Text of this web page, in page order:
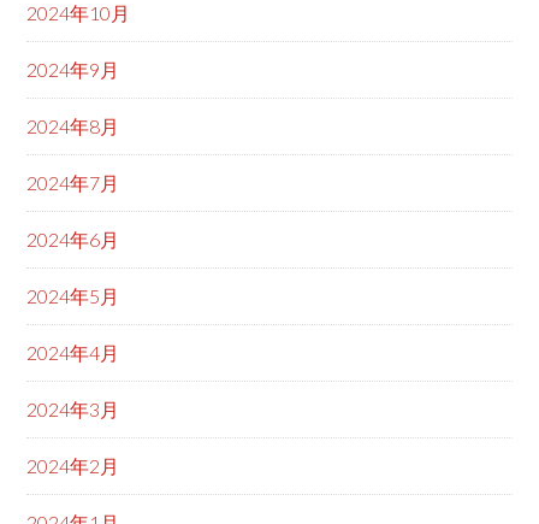
2024年10月
2024年9月
2024年8月
2024年7月
2024年6月
2024年5月
2024年4月
2024年3月
2024年2月